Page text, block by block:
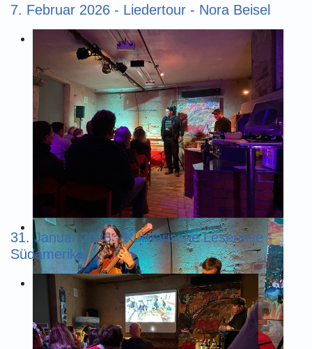
7. Februar 2026 - Liedertour - Nora Beisel
31. Januar 2026 - Kulinarische Lesereise -
Südamerika